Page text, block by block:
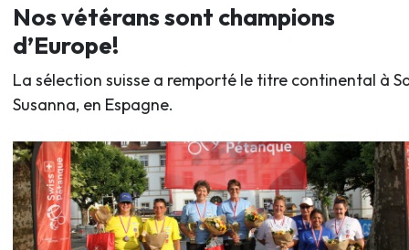
Nos vétérans sont champions
d’Europe!
La sélection suisse a remporté le titre continental à
Susanna, en Espagne.